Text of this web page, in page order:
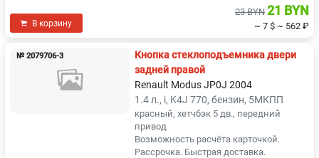
В корзину
23 BYN 21 BYN
~ 7 $ ~ 562 ₽
№ 2079706-3
Кнопка стеклоподъемника двери
задней правой
Renault Modus JP0J 2004
1.4 л., i, K4J 770, бензин, 5МКПП
красный, хетчбэк 5 дв., передний
привод
Возможность расчёта карточкой.
Рассрочка. Быстрая доставка.